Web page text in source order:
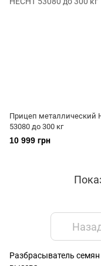
Прицеп металлический
53080 до 300 кг
10 999 грн
Разбрасыватель